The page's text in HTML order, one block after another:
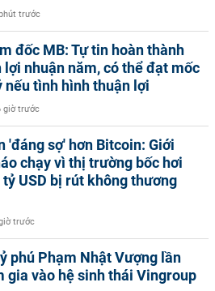
trước
đốc MB: Tự tin hoàn thành
lợi nhuận năm, có thể đạt mốc
nếu tình hình thuận lợi
giờ trước
'đáng sợ' hơn Bitcoin: Giới
chạy vì thị trường bốc hơi
tỷ USD bị rút không thương
trước
phú Phạm Nhật Vượng lần
gia vào hệ sinh thái Vingroup